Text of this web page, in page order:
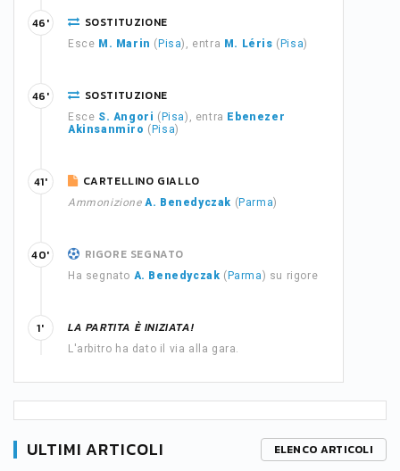
SOSTITUZIONE
Esce M. Marin ( Pisa), entra M. Léris ( Pisa)
46'
SOSTITUZIONE
Esce S. Angori ( Pisa), entra Ebenezer
Akinsanmiro ( Pisa)
46'
CARTELLINO GIALLO
Ammonizione A. Benedyczak ( Parma)
41'
RIGORE SEGNATO
Ha segnato A. Benedyczak ( Parma) su rigore
40'
LA PARTITA È INIZIATA!
L'arbitro ha dato il via alla gara.
1'
ULTIMI ARTICOLI ELENCO ARTICOLI